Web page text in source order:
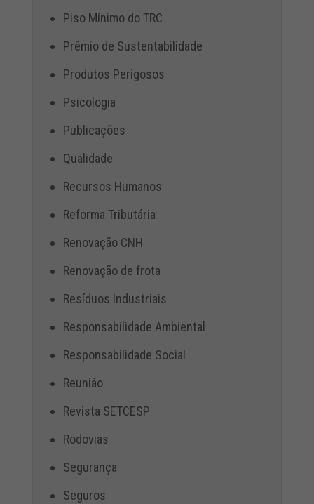
Piso Mínimo do TRC
Prêmio de Sustentabilidade
Produtos Perigosos
Psicologia
Publicações
Qualidade
Recursos Humanos
Reforma Tributária
Renovação CNH
Renovação de frota
Resíduos Industriais
Responsabilidade Ambiental
Responsabilidade Social
Reunião
Revista SETCESP
Rodovias
Segurança
Seguros